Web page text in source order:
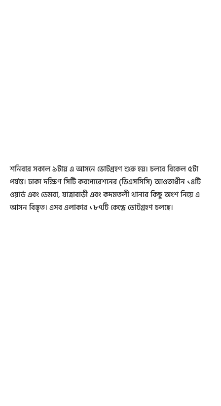
শনিবার সকাল ৯টায় এ আসনে ভোটগ্রহণ শুরু হয়। চলবে বিকেল ৫টা
পর্যন্ত। ঢাকা দক্ষিণ সিটি করপোরেশনের (ডিএসসিসি) আওতাধীন ১৪টি
ওয়ার্ড এবং ডেমরা, যাত্রাবাড়ী এবং কদমতলী থানার কিছু অংশ নিয়ে এ
আসন বিস্তৃত। এসব এলাকার ১৮৭টি কেন্দ্রে ভোটগ্রহণ চলছে।